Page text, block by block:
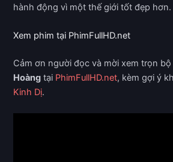
hành động vì một thế giới tốt đẹp hơn.
Xem phim tại PhimFullHD.net
Cảm ơn người đọc và mời xem trọn bộ
Hoàng tại PhimFullHD.net, kèm gợi ý
Kinh Dị.